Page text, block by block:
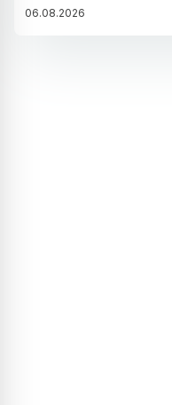
06.08.2026